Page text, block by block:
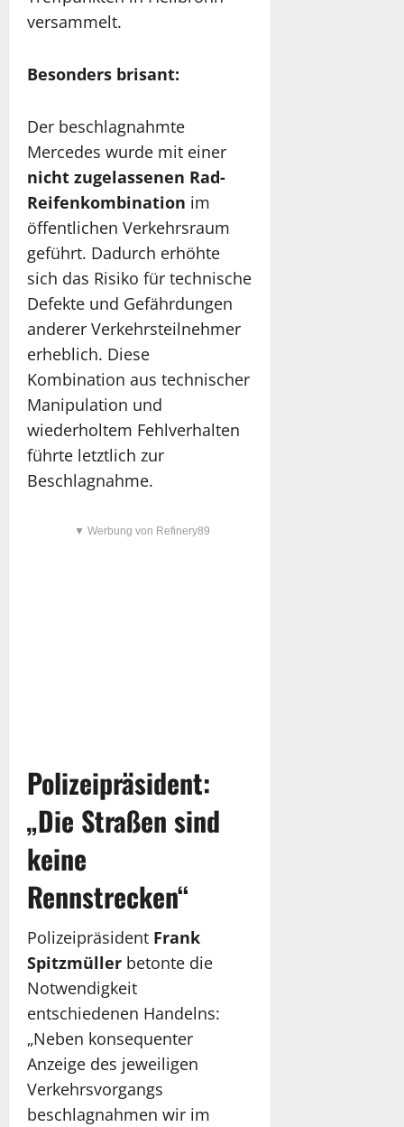
versammelt.
Besonders brisant:
Der beschlagnahmte
Mercedes wurde mit einer
nicht zugelassenen Rad-
Reifenkombination im
öffentlichen Verkehrsraum
geführt. Dadurch erhöhte
sich das Risiko für technische
Defekte und Gefährdungen
anderer Verkehrsteilnehmer
erheblich. Diese
Kombination aus technischer
Manipulation und
wiederholtem Fehlverhalten
führte letztlich zur
Beschlagnahme.
▼ Werbung von Refinery89
Polizeipräsident:
„Die Straßen sind
keine
Rennstrecken“
Polizeipräsident Frank
Spitzmüller betonte die
Notwendigkeit
entschiedenen Handelns:
„Neben konsequenter
Anzeige des jeweiligen
Verkehrsvorgangs
beschlagnahmen wir im